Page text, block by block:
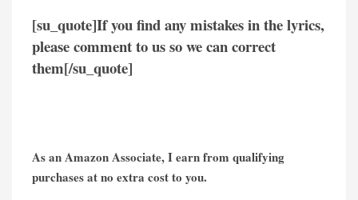
[su_quote]If you find any mistakes in the lyrics,
please comment to us so we can correct
them[/su_quote]
As an Amazon Associate, I earn from qualifying
purchases at no extra cost to you.